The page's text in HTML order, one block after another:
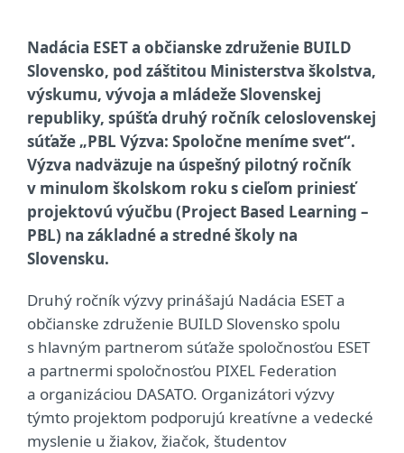
Nadácia ESET a občianske združenie BUILD
Slovensko, pod záštitou Ministerstva školstva,
výskumu, vývoja a mládeže Slovenskej
republiky, spúšťa druhý ročník celoslovenskej
súťaže „PBL Výzva: Spoločne meníme svet“.
Výzva nadväzuje na úspešný pilotný ročník
v minulom školskom roku s cieľom priniesť
projektovú výučbu (Project Based Learning –
PBL) na základné a stredné školy na
Slovensku.
Druhý ročník výzvy prinášajú Nadácia ESET a
občianske združenie BUILD Slovensko spolu
s hlavným partnerom súťaže spoločnosťou ESET
a partnermi spoločnosťou PIXEL Federation
a organizáciou DASATO. Organizátori výzvy
týmto projektom podporujú kreatívne a vedecké
myslenie u žiakov, žiačok, študentov